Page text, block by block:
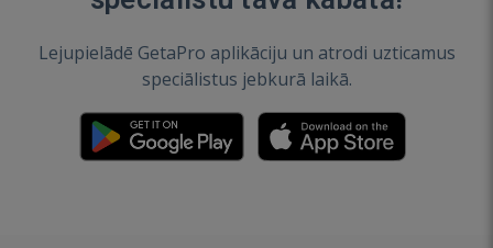
Lejupielādē GetaPro aplikāciju un atrodi uzticamus
speciālistus jebkurā laikā.